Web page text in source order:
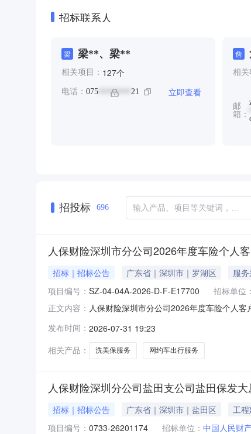
招标联系人
梁 梁**、梁**
相关项目： 127个
电话： 075 ******** 21 立即查看
詹
相关
邮
箱：
招投标 696
人保财险深圳市分公司2026年度车险个人
招标｜招标公告 广东省｜深圳市｜罗湖区 服
项目编号： SZ-04-04A-2026-D-F-E17700 招标单位：
正文内容： 人保财险深圳市分公司2026年度车险个人
实资金，组织本项目的相关招标工作，采购
询有限公司
发布时间： 2026-07-31 19:23
相关产品：
洗美保服务 网约车出行服务
人保财险深圳分公司盐田支公司盐田保发
招标｜招标公告 广东省｜深圳市｜盐田区 工
项目编号： 0733-26201174 招标单位： 中国人民财